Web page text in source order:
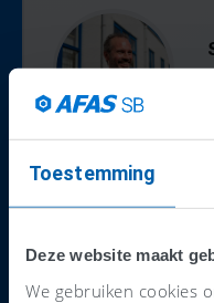
Toestemming
Deze website maakt
We gebruiken cookies
ACCOUNTANT